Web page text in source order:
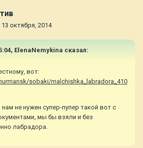
13 октября, 2014
ElenaNemykina сказал:
вот:
sobaki/malchishka_labradora_410
не нужен супер-пупер такой вот с
мы бы взяли и без
лабрадора.